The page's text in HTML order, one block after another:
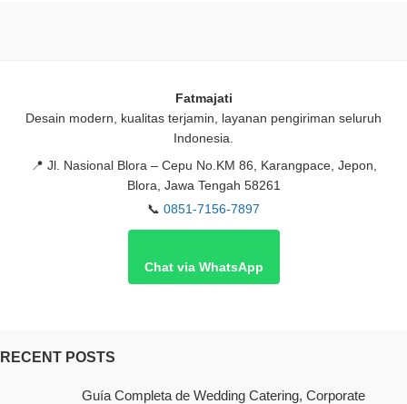
Fatmajati
Desain modern, kualitas terjamin, layanan pengiriman seluruh
Indonesia.
📍 Jl. Nasional Blora – Cepu No.KM 86, Karangpace, Jepon,
Blora, Jawa Tengah 58261
📞 0851-7156-7897
Chat via WhatsApp
RECENT POSTS
Guía Completa de Wedding Catering, Corporate